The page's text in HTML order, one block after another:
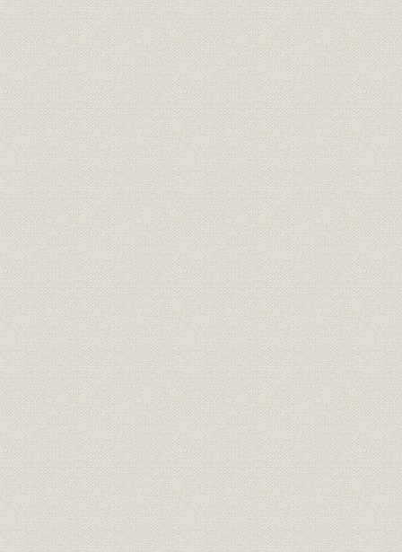
第4節 48ページ印刷体制が完成
第5節 カラー増強時代の到来
第6章 デフレ不況を乗り越えて
第1節 安定300万部へ向け多角的取り組み
第2節 創意の広告戦略
第3節 出版不況を乗り越えて
第4節 未来を見据えたイベント
第7章 組織体制の強化と社員福祉の充実
第1節 強靭で柔軟な体制づくり
第2節 人事・賃金制度の抜本改革
第3節 社員福祉の見直しと充実
第4節 業務・会計システムの整備
第8章 グループ経営の基盤強化
第1節 新たな成長のステージ探る
第2節 グループ各社の10年の歩み